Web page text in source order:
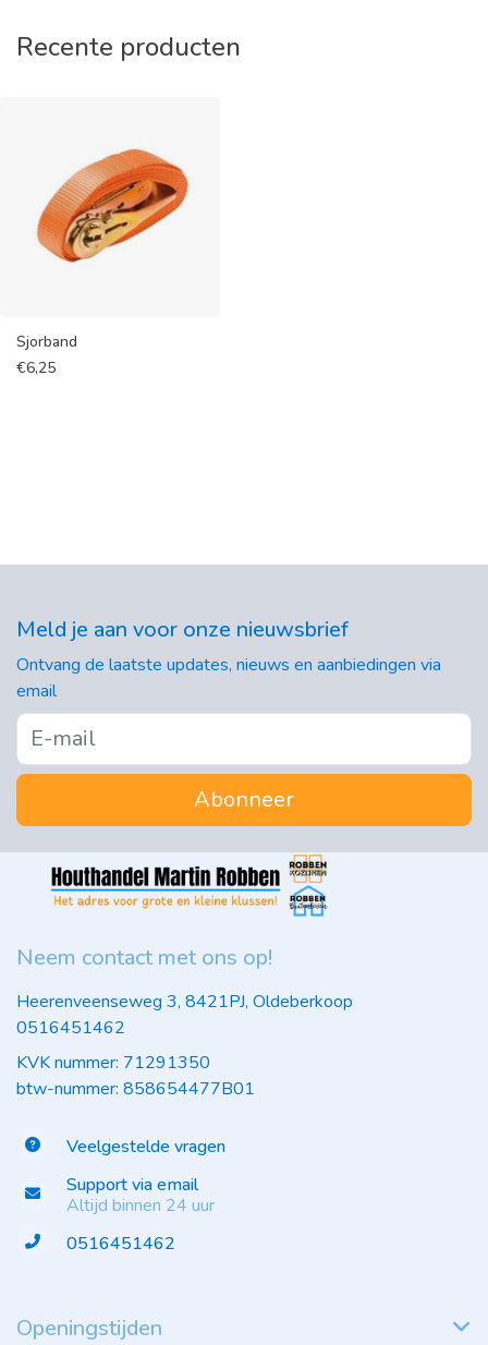
Recente producten
Sjorband
€6,25
Meld je aan voor onze nieuwsbrief
Ontvang de laatste updates, nieuws en aanbiedingen via
email
Abonneer
Neem contact met ons op!
Heerenveenseweg 3, 8421PJ, Oldeberkoop
0516451462
KVK nummer: 71291350
btw-nummer: 858654477B01
Veelgestelde vragen
Support via email
Altijd binnen 24 uur
0516451462
Openingstijden